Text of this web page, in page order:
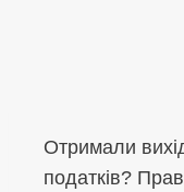
Отримали
податків?